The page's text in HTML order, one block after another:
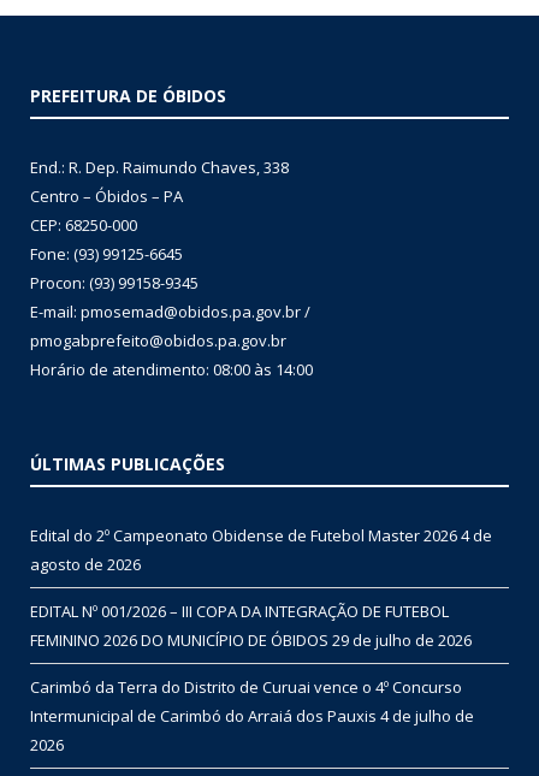
PREFEITURA DE ÓBIDOS
End.: R. Dep. Raimundo Chaves, 338
Centro – Óbidos – PA
CEP: 68250-000
Fone: (93) 99125-6645
Procon: (93) 99158-9345
E-mail: pmosemad@obidos.pa.gov.br /
pmogabprefeito@obidos.pa.gov.br
Horário de atendimento: 08:00 às 14:00
ÚLTIMAS PUBLICAÇÕES
Edital do 2º Campeonato Obidense de Futebol Master 20264 de
agosto de 2026
EDITAL Nº 001/2026 – III COPA DA INTEGRAÇÃO DE FUTEBOL
FEMININO 2026 DO MUNICÍPIO DE ÓBIDOS 29 de julho de 2026
Carimbó da Terra do Distrito de Curuai vence o 4º Concurso
Intermunicipal de Carimbó do Arraiá dos Pauxis 4 de julho de
2026